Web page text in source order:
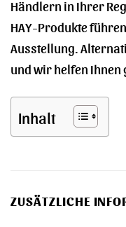
Händlern in Ihrer
HAY-Produkte
Ausstellung.
und wir helfen Ihnen
Inhalt
ZUSÄTZLICHE